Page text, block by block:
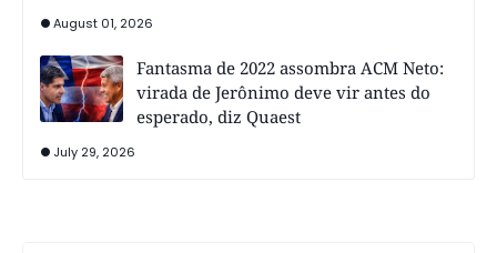
August 01, 2026
Fantasma de 2022 assombra ACM Neto:
virada de Jerônimo deve vir antes do
esperado, diz Quaest
July 29, 2026